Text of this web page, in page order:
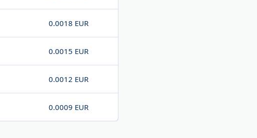
0.0018 EUR
0.0015 EUR
0.0012 EUR
0.0009 EUR